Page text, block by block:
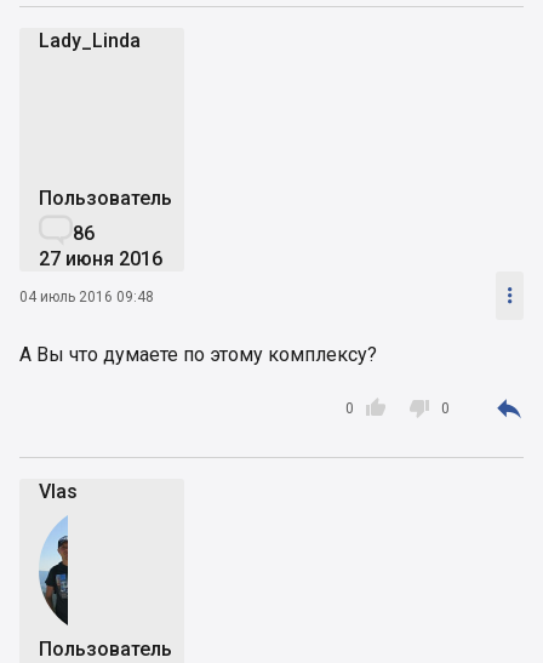
Lady_Linda
Пользователь
86
27 июня 2016
04 июль 2016 09:48 
А Вы что думаете по этому комплексу?

0  0 
Vlas
Пользователь